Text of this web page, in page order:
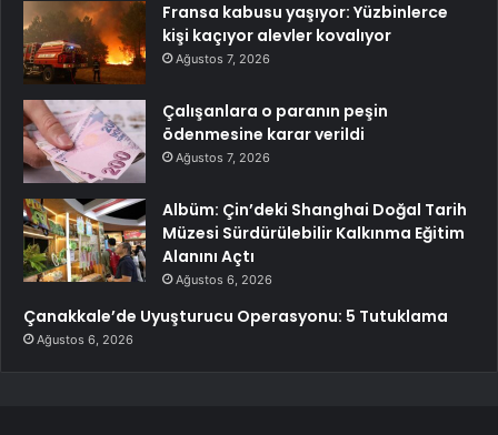
Fransa kabusu yaşıyor: Yüzbinlerce
kişi kaçıyor alevler kovalıyor
Ağustos 7, 2026
Çalışanlara o paranın peşin
ödenmesine karar verildi
Ağustos 7, 2026
Albüm: Çin’deki Shanghai Doğal Tarih
Müzesi Sürdürülebilir Kalkınma Eğitim
Alanını Açtı
Ağustos 6, 2026
Çanakkale’de Uyuşturucu Operasyonu: 5 Tutuklama
Ağustos 6, 2026